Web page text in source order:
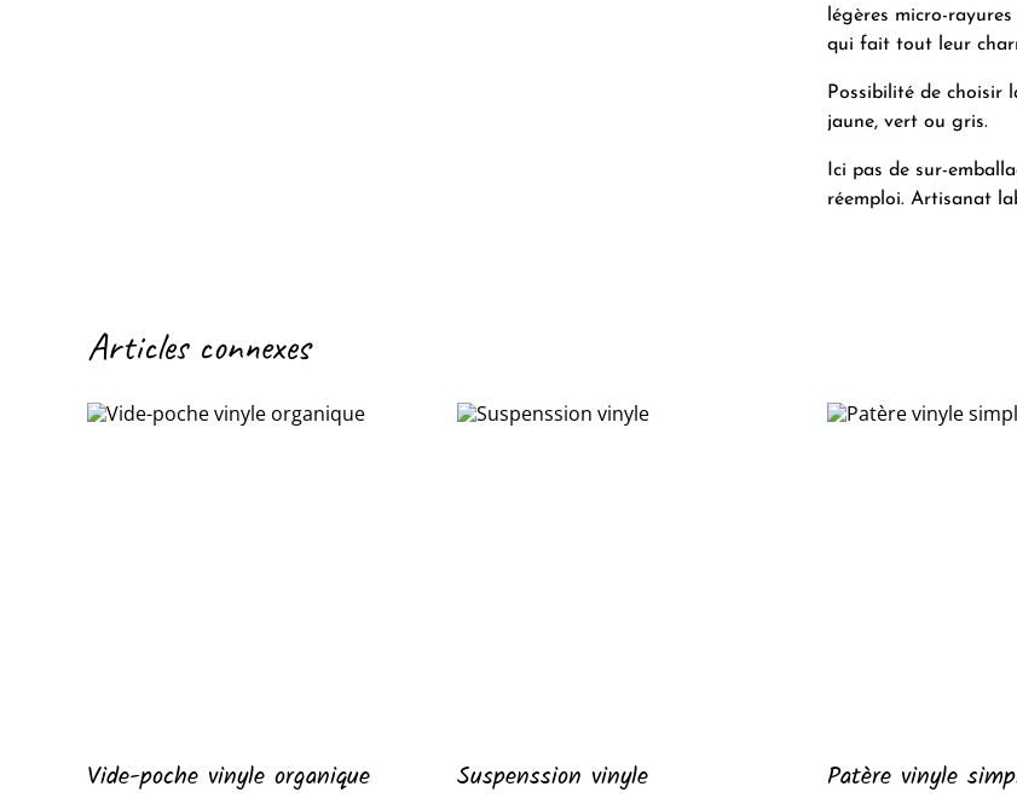
légères micro-
qui fait tout leur
Possibilité de choisir
jaune, vert ou gris.
Ici pas de sur-
réemploi. Artisanat
Articles connexes
Vide-poche vinyle organique
Suspenssion vinyle
Patère vinyle